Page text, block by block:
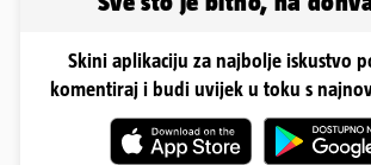
Skini aplikaciju za najbolje iskustvo
komentiraj i budi uvijek u toku s